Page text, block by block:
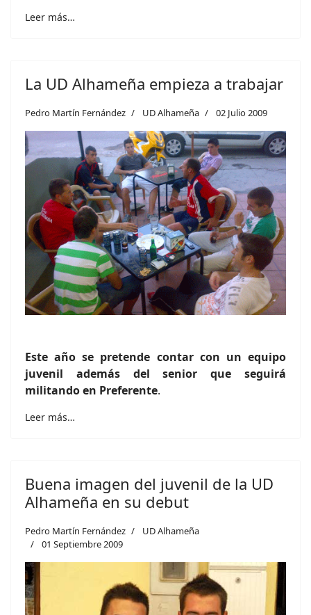
Leer más…
La UD Alhameña empieza a trabajar
Pedro Martín Fernández UD Alhameña 02 Julio 2009
Este año se pretende contar con un equipo
juvenil además del senior que seguirá
militando en Preferente.
Leer más…
Buena imagen del juvenil de la UD
Alhameña en su debut
Pedro Martín Fernández
UD Alhameña
01 Septiembre 2009